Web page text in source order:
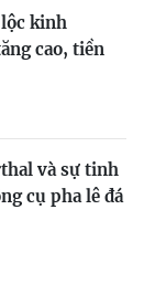
lộc kinh
cao, tiền
và sự tinh
cụ pha lê đá